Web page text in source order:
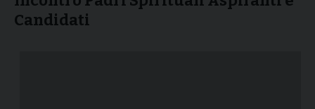
Candidati